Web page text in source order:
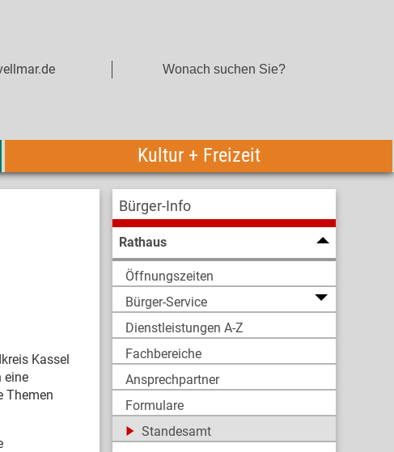
Kultur + Freizeit
Bürger-Info
Rathaus
Öffnungszeiten
Bürger-Service
Dienstleistungen A-Z
Fachbereiche
Ansprechpartner
Formulare
Standesamt
Kassel
eine
Themen